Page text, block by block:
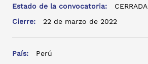
Estado de la convocatoria:
CERRADA
Cierre:
22 de marzo de 2022
País:
Perú